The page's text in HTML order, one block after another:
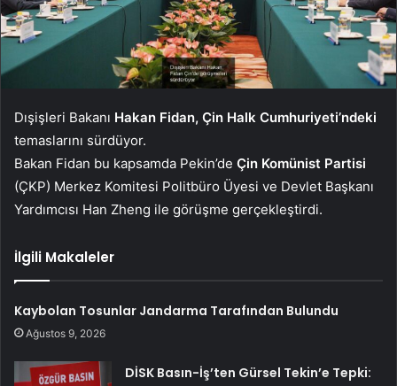
Dışişleri Bakanı Hakan Fidan, Çin Halk Cumhuriyeti’ndeki
temaslarını sürdüyor.
Bakan Fidan bu kapsamda Pekin’de Çin Komünist Partisi
(ÇKP) Merkez Komitesi Politbüro Üyesi ve Devlet Başkanı
Yardımcısı Han Zheng ile görüşme gerçekleştirdi.
İlgili Makaleler
Kaybolan Tosunlar Jandarma Tarafından Bulundu
Ağustos 9, 2026
DİSK Basın-İş’ten Gürsel Tekin’e Tepki: